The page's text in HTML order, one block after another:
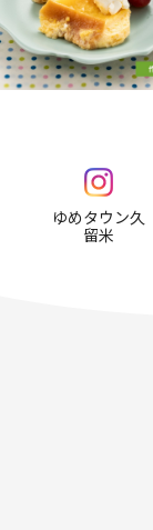
ゆめタウン久
留米